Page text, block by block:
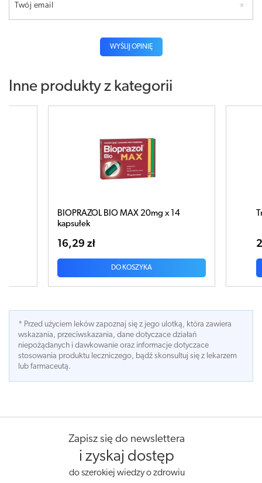
Twój email
WYŚLIJ OPINIĘ
Inne produkty z kategorii
Tribux Bio 0,1g x 10 tabletek
24,68 zł
DO KOSZYKA
* Przed użyciem leków zapoznaj się z jego ulotką, która zawiera
wskazania, przeciwskazania, dane dotyczace działań
niepożądanych i dawkowanie oraz informacje dotyczace
stosowania produktu leczniczego, bądź skonsultuj się z lekarzem
lub farmaceutą.
Zapisz się do newslettera
i zyskaj dostęp
do szerokiej wiedzy o zdrowiu